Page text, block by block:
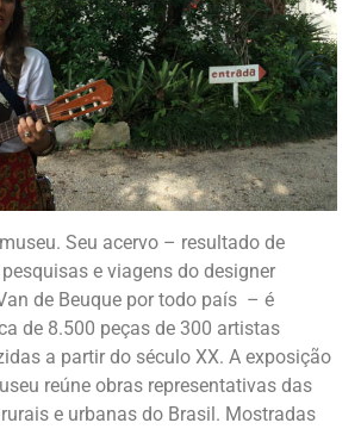
Seu acervo – resultado de
e viagens do designer
de Beuque por todo país – é
de 8.500 peças de 300 artistas
a partir do século XX. A exposição
reúne obras representativas das
e urbanas do Brasil. Mostradas